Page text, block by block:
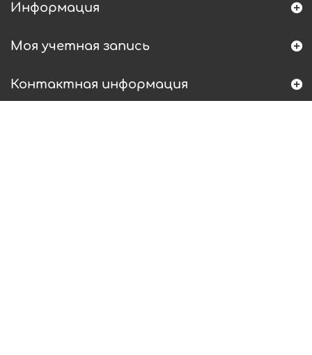
Информация
Моя учетная запись
Контактная информация